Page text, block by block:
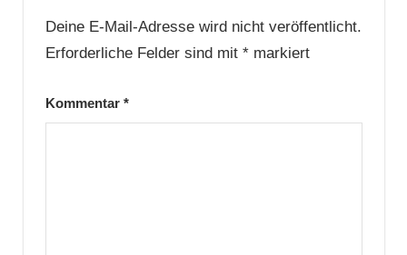
Deine E-Mail-Adresse wird nicht veröffentlicht.
Erforderliche Felder sind mit *markiert
Kommentar *